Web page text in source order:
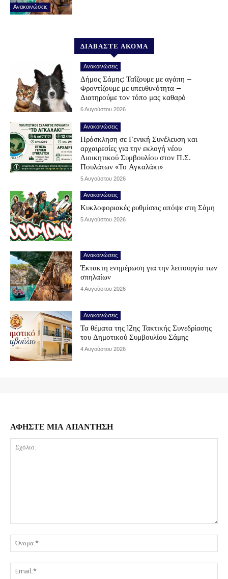
Ανακοινώσεις
ΔΙΑΒΑΣΤΕ ΑΚΟΜΑ
Ανακοινώσεις
Δήμος Σάμης: Ταΐζουμε με αγάπη –
Φροντίζουμε με υπευθυνότητα –
Διατηρούμε τον τόπο μας καθαρό
6 Αυγούστου 2026
Ανακοινώσεις
Πρόσκληση σε Γενική Συνέλευση και
αρχαιρεσίες για την εκλογή νέου
Διοικητικού Συμβουλίου στον Π.Σ.
Πουλάτων «Το Αγκαλάκι»
5 Αυγούστου 2026
Ανακοινώσεις
Κυκλοφοριακές ρυθμίσεις απόψε στη Σάμη
5 Αυγούστου 2026
Ανακοινώσεις
Έκτακτη ενημέρωση για την λειτουργία των
σπηλαίων
4 Αυγούστου 2026
Ανακοινώσεις
Τα θέματα της 12ης Τακτικής Συνεδρίασης
του Δημοτικού Συμβουλίου Σάμης
4 Αυγούστου 2026
ΑΦΗΣΤΕ ΜΙΑ ΑΠΑΝΤΗΣΗ